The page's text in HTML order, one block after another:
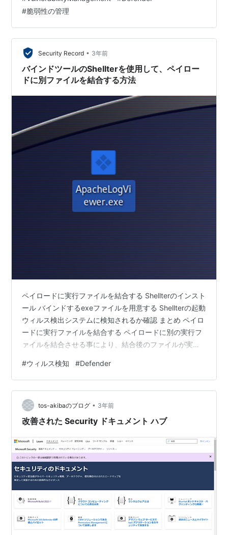
でデバイスのリスクを継続的に監視、検出し、また統合
されたインベントリにより、ソフトウェア アプリケーシ
ョン、デジタル証明書、ハード…
#脆弱性の管理
Security Record • 3年前
バインドツールのShellterを使用して、ペイロー
ドに別ファイルを結合する方法
ペイロードに実行ファイルを結合する Shellterのインスト
ール バインドするexeファイルを用意する Shellterの起動
ウィルス検出システムに検知されるか確認 まとめ ペイロ
ードに実行ファイルを結合する ペイロードに別の実行フ
ァイルを結合させる事により、結合後のファイルが実行
この手法をバインドといい、バインドさせるプログラム
の事をバインダーと呼ぶそうです。 Shellterはその仲間に
なります。 結合するファイルが普段業務で使用している
フリーソフトなどであれば、標的がクリックする可能性
もより高くなることが予想されます。 Shellt…
#ウィルス検知 #Defender
tos-akibaのブログ • 3年前
改善された Security ドキュメント ハブ